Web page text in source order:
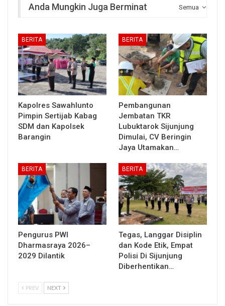
Semua
Anda Mungkin Juga Berminat
BERITA
Kapolres Sawahlunto
Pimpin Sertijab Kabag
SDM dan Kapolsek
Barangin
BERITA
Pembangunan
Jembatan TKR
Lubuktarok Sijunjung
Dimulai, CV Beringin
Jaya Utamakan…
BERITA
Pengurus PWI
Dharmasraya 2026–
2029 Dilantik
BERITA
Tegas, Langgar Disiplin
dan Kode Etik, Empat
Polisi Di Sijunjung
Diberhentikan…
PREV NEXT